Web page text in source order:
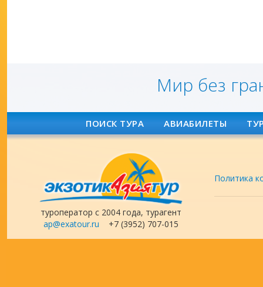
Мир без
ПОИСК ТУРА АВИАБИЛЕТЫ
туроператор с 2004 года, турагент
ap@exatour.ru +7 (3952) 707-015
Политика